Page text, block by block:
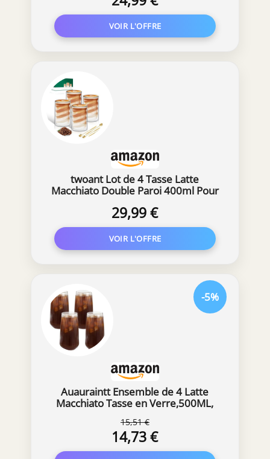
twoant Lot de 4 Tasse Latte
Macchiato Double Paroi 400ml Pour
borosilicate résistant aux
températures élevées Thé avec 4
Cuillères
29,99 €
Auauraintt Ensemble de 4 Latte
Macchiato Tasse en Verre,500ML,
15,51 €
14,73 €
-5%